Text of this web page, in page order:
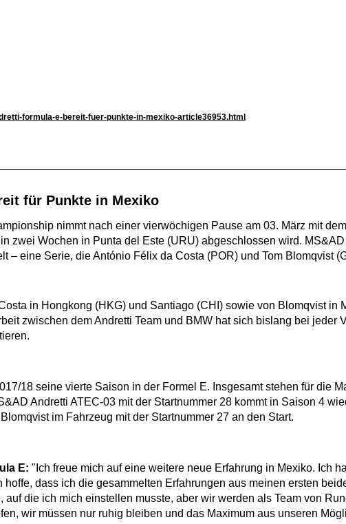
formula-e-bereit-fuer-punkte-in-mexiko-article36953.html
für Punkte in Mexiko
nimmt nach einer vierwöchigen Pause am 03. März mit
zwei Wochen in Punta del Este (URU) abgeschlossen wird.
– eine Serie, die António Félix da Costa (POR) und Tom Blomqvist
in Hongkong (HKG) und Santiago (CHI) sowie von Blomqvist
zwischen dem Andretti Team und BMW hat sich bislang bei
18 seine vierte Saison in der Formel E. Insgesamt stehen für die
Andretti ATEC-03 mit der Startnummer 28 kommt in Saison 4
im Fahrzeug mit der Startnummer 27 an den Start.
E: "Ich freue mich auf eine weitere neue Erfahrung in Mexiko. Ich
hoffe, dass ich die gesammelten Erfahrungen aus meinen ersten
die ich mich einstellen musste, aber wir werden als Team von
wir müssen nur ruhig bleiben und das Maximum aus unseren